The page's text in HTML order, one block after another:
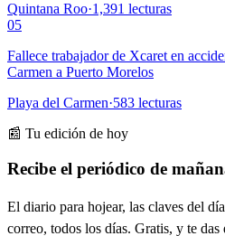
Quintana Roo·1,391 lecturas
05
Fallece trabajador de Xcaret en
Carmen a Puerto Morelos
Playa del Carmen·583 lecturas
📰 Tu edición de hoy
Recibe el periódico de
El diario para hojear, las claves del
correo, todos los días. Gratis, y te